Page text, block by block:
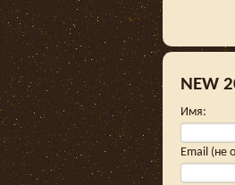
NEW
Имя:
Email (не